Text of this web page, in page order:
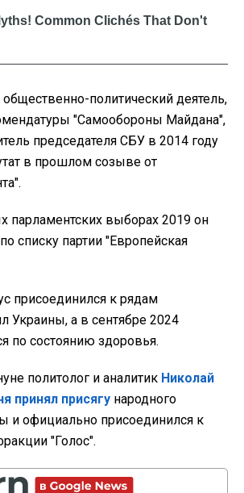
общественно-политический деятель,
"Самообороны Майдана",
председателя СБУ в 2014 году
в прошлом созыве от
парламентских выборах 2019 он
списку партии "Европейская
присоединился к рядам
Украины, а в сентябре 2024
по состоянию здоровья.
политолог и аналитик Николай
принял присягу народного
и официально присоединился к
"Голос".